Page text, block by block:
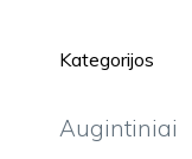
Kategorijos
Augintiniai